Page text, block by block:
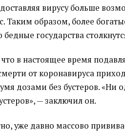
вирусу больше
Таким образом, более
бедные государства
в настоящее время
от коронавируса
дозами без бустеров. «Ни
— заключил он.
уже давно массово